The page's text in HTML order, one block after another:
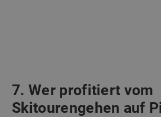
7. Wer profitiert vom
Skitourengehen auf